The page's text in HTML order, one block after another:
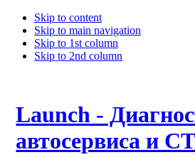
Skip to content
Skip to main navigation
Skip to 1st column
Skip to 2nd column
Launch -
автосервиса и